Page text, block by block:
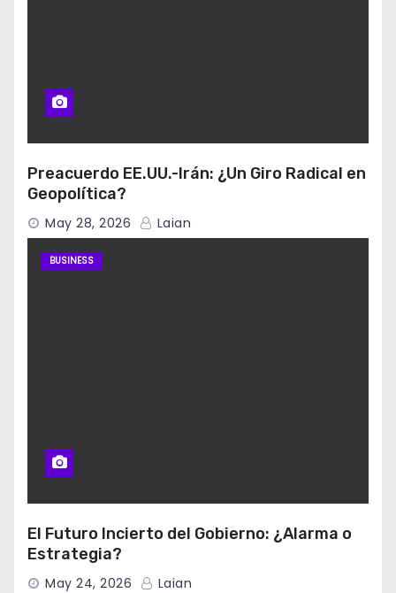
Preacuerdo EE.UU.-Irán: ¿Un Giro Radical en
Geopolítica?
May 28, 2026 Laian
BUSINESS
El Futuro Incierto del Gobierno: ¿Alarma o
Estrategia?
May 24, 2026 Laian